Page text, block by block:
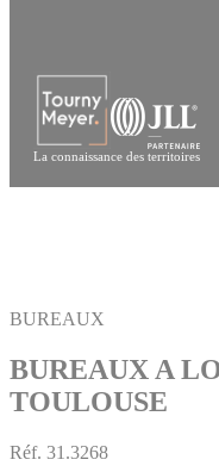
La connaissance des territoires
BUREAUX
BUREAUX A
TOULOUSE
Réf. 31.3268